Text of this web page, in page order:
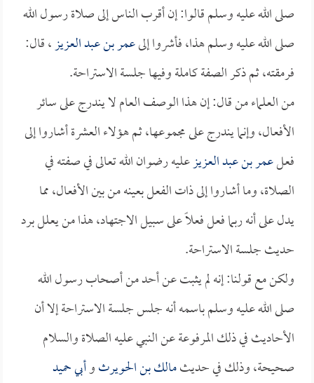
صلى الله عليه وسلم قالوا: إن أقرب الناس إلى صلاة رسول الله
صلى الله عليه وسلم هذا، فأشروا إلىعمر بن عبد العزيز، قال:
فرمقته، ثم ذكر الصفة كاملة وفيها جلسة الاستراحة.
من العلماء من قال: إن هذا الوصف العام لا يندرج على سائر
الأفعال، وإنما يندرج على مجموعها، ثم هؤلاء العشرة أشاروا إلى
فعلعمر بن عبد العزيزعليه رضوان الله تعالى في صفته في
الصلاة، وما أشاروا إلى ذات الفعل بعينه من بين الأفعال، مما
يدل على أنه ربما فعل فعلاً على سبيل الاجتهاد، هذا من يعلل برد
حديث جلسة الاستراحة.
ولكن مع قولنا: إنه لم يثبت عن أحد من أصحاب رسول الله
صلى الله عليه وسلم باسمه أنه جلس جلسة الاستراحة إلا أن
الأحاديث في ذلك المرفوعة عن النبي عليه الصلاة والسلام
صحيحة، وذلك في حديثمالك بن الحويرثوأبي حميد